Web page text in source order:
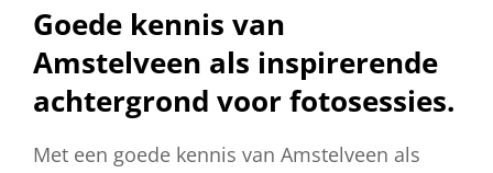
Goede kennis van
Amstelveen als inspirerende
achtergrond voor fotosessies.
Met een goede kennis van Amstelveen als